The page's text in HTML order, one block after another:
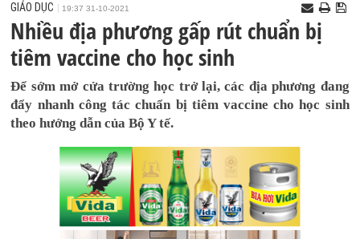
GIÁO DỤC 19:37 31-10-2021
Nhiều địa phương gấp rút chuẩn bị
tiêm vaccine cho học sinh
Để sớm mở cửa trường học trở lại, các địa phương đang
đẩy nhanh công tác chuẩn bị tiêm vaccine cho học sinh
theo hướng dẫn của Bộ Y tế.